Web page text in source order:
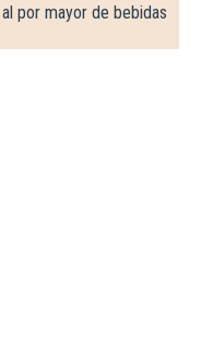
por mayor de bebidas